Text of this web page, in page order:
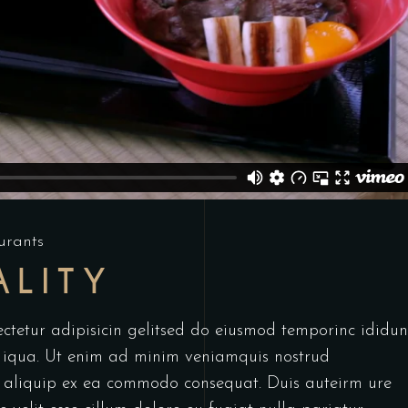
adipisicin gelitsed do eiusmod temporinc
Ut enim ad minim veniamquis nostrud
ex ea commodo consequat. Duis auteirm ure